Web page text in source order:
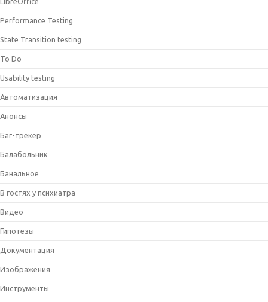
Performance Testing
State Transition testing
To Do
Usability testing
Автоматизация
Анонсы
Баг-трекер
Балабольник
Банальное
В гостях у психиатра
Видео
Гипотезы
Документация
Изображения
Инструменты